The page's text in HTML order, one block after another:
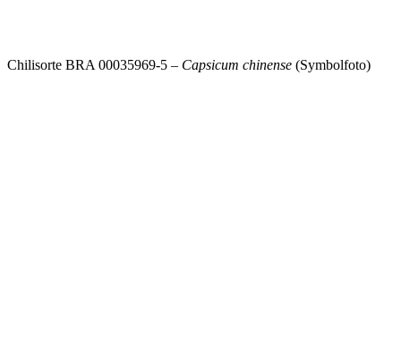
Chilisorte BRA 00035969-5 – Capsicum chinense (Symbolfoto)